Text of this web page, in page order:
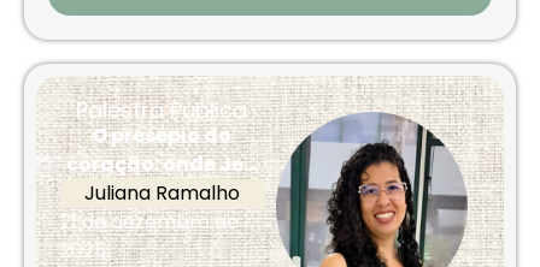
Palestra Pública
O presépio do
coração: onde Je...
Juliana Ramalho
21 de dezembro de
2025